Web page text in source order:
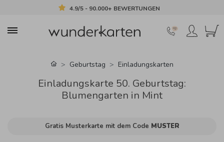
4.9/5 - 90.000+ BEWERTUNGEN
Geburtstag Einladungskarten
Einladungskarte 50. Geburtstag:
Blumengarten in Mint
Gratis Musterkarte mit dem Code MUSTER